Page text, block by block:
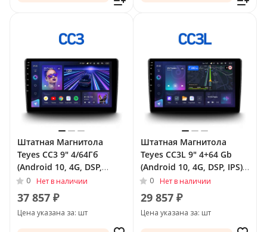
Штатная Магнитола
Teyes CC3 9" 4/64Гб
(Android 10, 4G, DSP,
QLed) для Toyota Land
Cruiser Prado 150 Series
2009 - 2013 Тип-B
0 Нет в наличии
37 857 ₽
Цена указана за: шт
Штатная Магнитола
Teyes CC3L 9" 4+64 Gb
(Android 10, 4G, DSP, IPS)
для Toyota Land Cruiser
Prado 150 Series 2009 -
2013 Тип-B
0 Нет в наличии
29 857 ₽
Цена указана за: шт